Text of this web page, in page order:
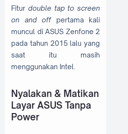
Fitur double tap to screen
on and offpertama kali
muncul di ASUS Zenfone 2
pada tahun 2015 lalu yang
saat itu masih
menggunakan Intel.
Nyalakan & Matikan
Layar ASUS Tanpa
Power